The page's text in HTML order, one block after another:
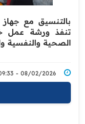
بالتنسيق مع جهاز
تنفذ ورشة عمل
الصحية والنفسية
08/02/2026 - 09:33 صباحًا